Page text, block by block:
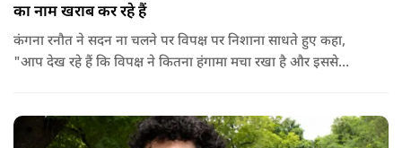
का नाम खराब कर रहे हैं
कंगना रनौत ने सदन ना चलने पर विपक्ष पर निशाना साधते हुए कहा,
"आप देख रहे हैं कि विपक्ष ने कितना हंगामा मचा रखा है और इससे
देश के सामने साफ हो रही है. और जब हारते हैं, तो रोना रोते हैं."